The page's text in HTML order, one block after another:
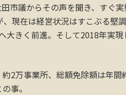
市議からその声を聞き、すぐ
現在は経営状況はすこぶる堅調
大きく前進。そして2018年実現
2万事業所、総額免除額は年間
事。